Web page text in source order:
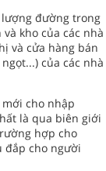
đường trong
kho của các nhà
và cửa hàng bán
của các nhà
cho nhập
là qua biên giới
hợp cho
đắp cho người